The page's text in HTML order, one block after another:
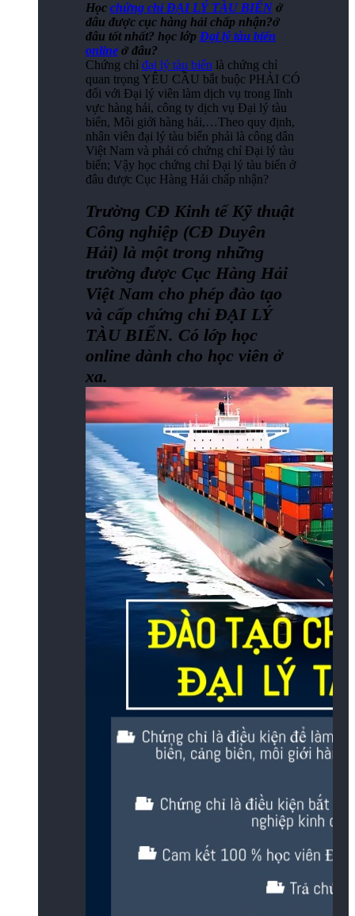
Học chứng chỉ ĐẠI LÝ TÀU BIỂN ở
đâu được cục hàng hải chấp nhận?ở
đâu tốt nhất? học lớp Đại lý tàu biển
online ở đâu?
Chứng chỉ đại lý tàu biển là chứng chỉ
quan trọng YÊU CẦU bắt buộc PHẢI CÓ
đối với Đại lý viên làm dịch vụ trong lĩnh
vực hàng hải, công ty dịch vụ Đại lý tàu
biển, Môi giới hàng hải,…Theo quy định,
nhân viên đại lý tàu biển phải là công dân
Việt Nam và phải có chứng chỉ Đại lý tàu
biển; Vậy học chứng chỉ Đại lý tàu biển ở
đâu được Cục Hàng Hải chấp nhận?
Trường CĐ Kinh tế Kỹ thuật
Công nghiệp (CĐ Duyên
Hải) là một trong những
trường được Cục Hàng Hải
Việt Nam cho phép đào tạo
và cấp chứng chỉ ĐẠI LÝ
TÀU BIỂN. Có lớp học
online dành cho học viên ở
xa.